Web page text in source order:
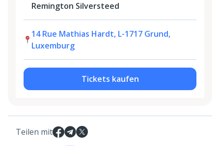
Remington Silversteed
14 Rue Mathias Hardt, L-1717 Grund,
Luxemburg
Tickets kaufen
Teilen mit